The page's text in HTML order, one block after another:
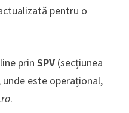
pentru o
prin SPV(secțiunea
unde este operațional,
.